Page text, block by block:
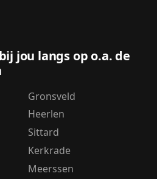
jou langs op o.a. de
Gronsveld
Heerlen
Sittard
Kerkrade
Meerssen